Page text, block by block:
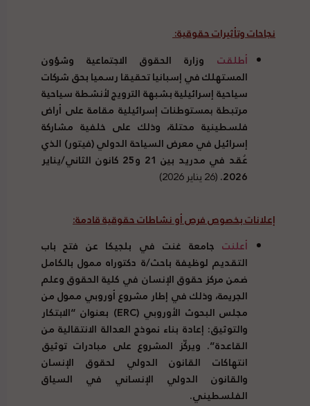
نجاحات وتأثيرات حقوقية:
أطلقت وزارة الحقوق الاجتماعية وشؤون
المستهلك في إسبانيا تحقيقا رسميا بحق شركات
سياحية إسرائيلية بشبهة الترويج لأنشطة سياحية
مرتبطة بمستوطنات إسرائيلية مقامة على أراض
فلسطينية محتلة، وذلك على خلفية مشاركة
إسرائيل في معرض السياحة الدولي (فيتور) الذي
عُقد في مدريد بين 21 و25 كانون الثاني/يناير
2026. (26 يناير 2026)
إعلانات بخصوص فرص أو نشاطات حقوقية قادمة:
أعلنت جامعة غنت في بلجيكا عن فتح باب
التقديم لوظيفة باحث/ة دكتوراه ممول بالكامل
ضمن مركز حقوق الإنسان في كلية الحقوق وعلم
الجريمة، وذلك في إطار مشروع أوروبي ممول من
مجلس البحوث الأوروبي (ERC) بعنوان “الابتكار
والتوثيق: إعادة بناء نموذج العدالة الانتقالية من
القاعدة”. ويركّز المشروع على مبادرات توثيق
انتهاكات القانون الدولي لحقوق الإنسان
والقانون الدولي الإنساني في السياق
الفلسطيني.